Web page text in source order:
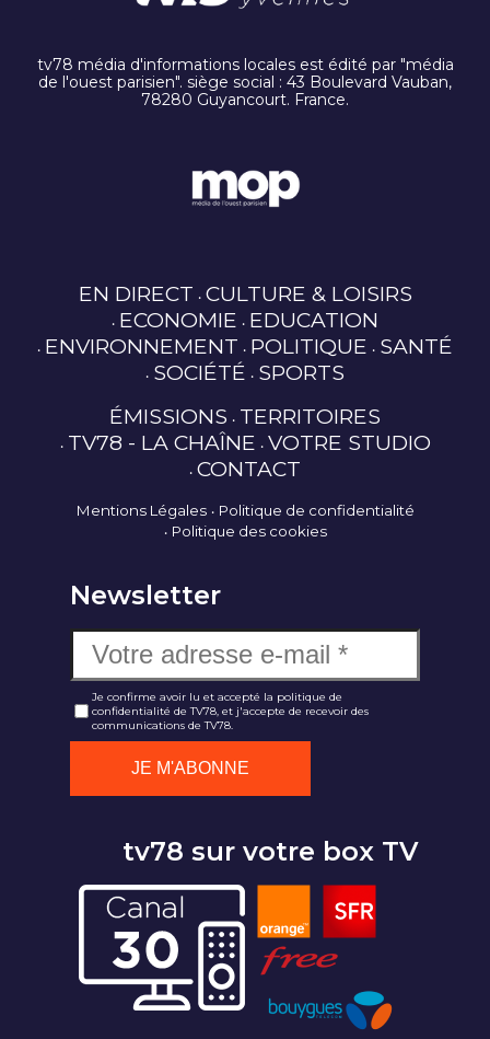
tv78 média d'informations locales est édité par "média
de l'ouest parisien". siège social : 43 Boulevard Vauban,
78280 Guyancourt. France.
EN DIRECT CULTURE & LOISIRS
ECONOMIE EDUCATION
ENVIRONNEMENT POLITIQUE SANTÉ
SOCIÉTÉ SPORTS
ÉMISSIONS TERRITOIRES
TV78 - LA CHAÎNE VOTRE STUDIO
CONTACT
Mentions Légales
Politique de confidentialité
Politique des cookies
Newsletter
Je confirme avoir lu et accepté la politique de
confidentialité de TV78, et j'accepte de recevoir des
communications de TV78.
tv78 sur votre box TV